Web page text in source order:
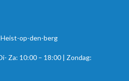
op-den-berg
Za: 10:00 – 18:00 | Zondag: